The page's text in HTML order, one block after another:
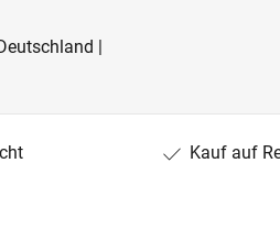
|
Kauf auf